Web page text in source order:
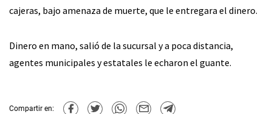
cajeras, bajo amenaza de muerte, que le entregara el dinero.
Dinero en mano, salió de la sucursal y a poca distancia,
agentes municipales y estatales le echaron el guante.
Compartir en: